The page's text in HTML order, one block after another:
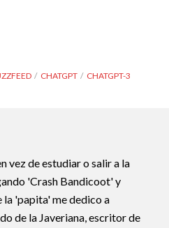
CHATGPT CHATGPT-3
vez de estudiar o salir a la
'Crash Bandicoot' y
la 'papita' me dedico a
de la Javeriana, escritor de